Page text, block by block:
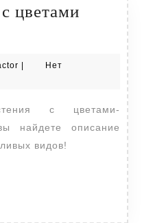
цветами
Redactor
|
Нет
найдете описание
видов!